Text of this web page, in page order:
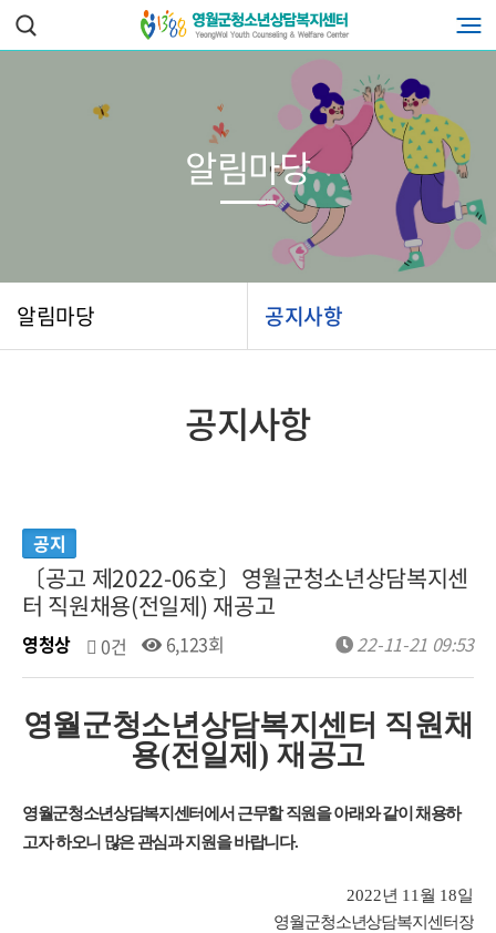
알림마당 공지사항
알림마당
공지사항
공지
〔공고 제2022-06호〕영월군청소년상담복지센
터 직원채용(전일제) 재공고
영청상 0건 6,123회 22-11-21 09:53
영월군청소년상담복지센터 직원채
용(전일제 ) 재공고
영월군청소년상담복지센터에서 근무할 직원을 아래와 같이 채용하
고자 하오니 많은 관심과 지원을 바랍니다.
2022년 11 월 18일
영월군청소년상담복지센터장